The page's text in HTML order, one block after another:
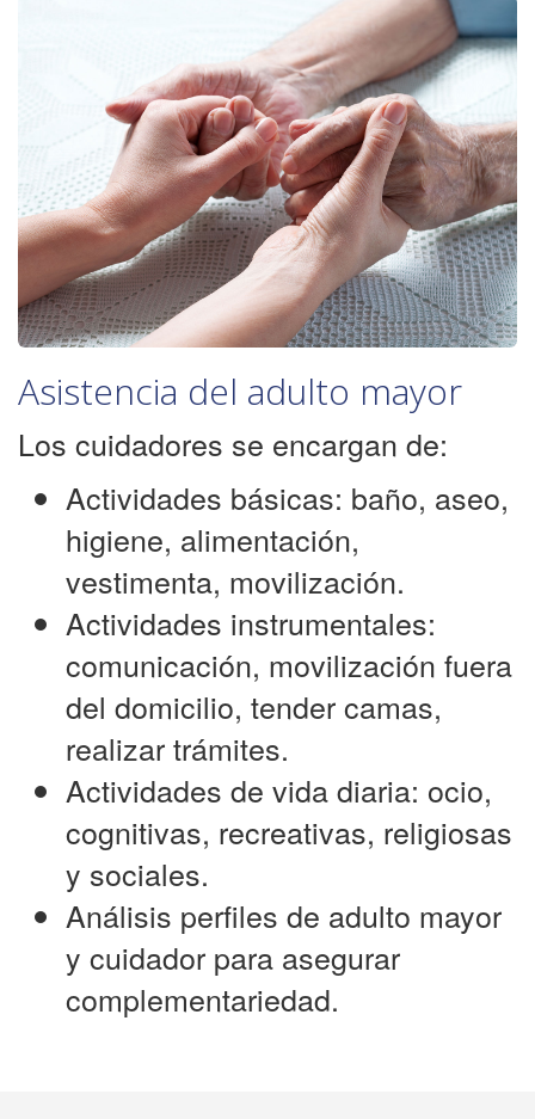
Asistencia del adulto mayor
Los cuidadores se encargan de:
Actividades básicas: baño, aseo,
higiene, alimentación,
vestimenta, movilización.
Actividades instrumentales:
comunicación, movilización fuera
del domicilio, tender camas,
realizar trámites.
Actividades de vida diaria: ocio,
cognitivas, recreativas, religiosas
y sociales.
Análisis perfiles de adulto mayor
y cuidador para asegurar
complementariedad.